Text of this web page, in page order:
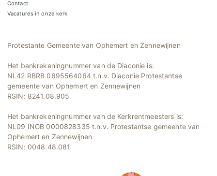
Contact
Vacatures in onze kerk
Protestante Gemeente van Ophemert en Zennewijnen
Het bankrekeningnummer van de Diaconie is:
NL42 RBRB 0695564064 t.n.v. Diaconie Protestantse
gemeente van Ophemert en Zennewijnen
RSIN: 8241.08.905
Het bankrekeningnummer van de Kerkrentmeesters is:
NL09 INGB 0000828335 t.n.v. Protestantse gemeente van
Ophemert en Zennewijnen
RSIN: 0048.48.081